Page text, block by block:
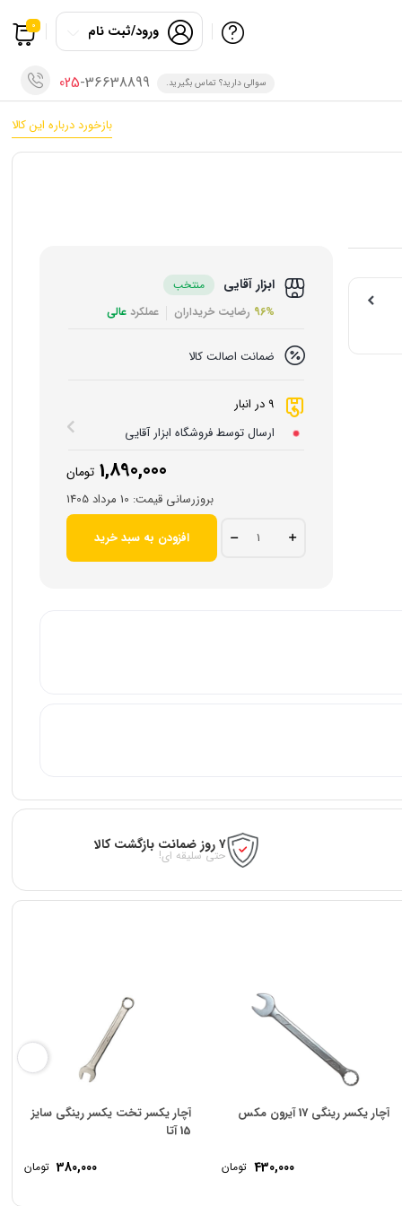
ورود/ثبت نام 0
سوالی دارید؟ تماس بگیرید. 025-36638899
بازخورد درباره این کالا
ابزار آقایی
منتخب
96% رضایت خریداران عملکرد عالی
ضمانت اصالت کالا
9 در انبار
ارسال توسط فروشگاه ابزار آقایی
1,890,000 تومان
بروزرسانی قیمت: 10 مرداد 1405
آچار
یکسر افزودن به سبد خرید
۷ روز ضمانت بازگشت کالا
حتی سلیقه ای!
آچار یکسر رینگی 17 آیرون مکس
430,000 تومان
آچار یکسر تخت یکسر رینگی سایز
15 آتا
380,000 تومان